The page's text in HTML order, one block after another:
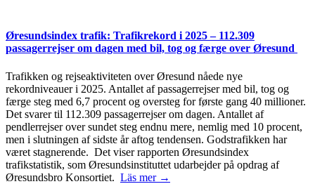
Øresundsindex trafik: Trafikrekord i 2025 – 112.309
passagerrejser om dagen med bil, tog og færge over Øresund
Trafikken og rejseaktiviteten over Øresund nåede nye
rekordniveauer i 2025. Antallet af passagerrejser med bil, tog og
færge steg med 6,7 procent og oversteg for første gang 40 millioner.
Det svarer til 112.309 passagerrejser om dagen. Antallet af
pendlerrejser over sundet steg endnu mere, nemlig med 10 procent,
men i slutningen af sidste år aftog tendensen. Godstrafikken har
været stagnerende. Det viser rapporten Øresundsindex
trafikstatistik, som Øresundsinstituttet udarbejder på opdrag af
Øresundsbro Konsortiet. Läs mer →